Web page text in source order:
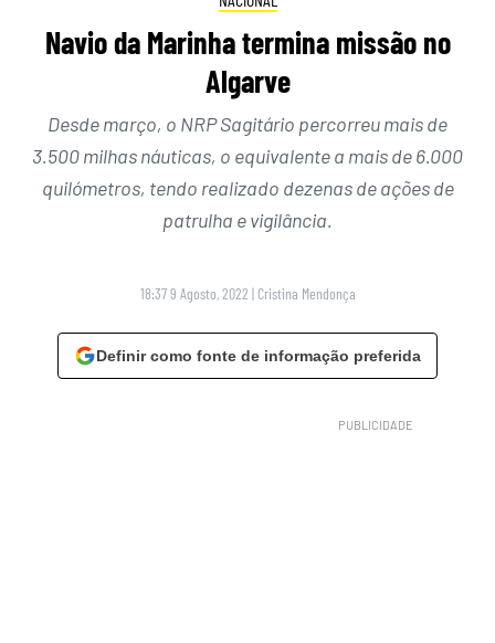
Navio da Marinha termina missão no
Algarve
Desde março, o NRP Sagitário percorreu mais de
3.500 milhas náuticas, o equivalente a mais de 6.000
quilómetros, tendo realizado dezenas de ações de
patrulha e vigilância.
18:37 9 Agosto, 2022 | Cristina Mendonça
Definir como fonte de informação preferida